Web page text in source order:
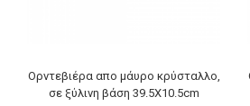
Ορντεβιέρα απο μάυρο κρύσταλλο,
σε ξύλινη βάση 39.5Χ10.5cm